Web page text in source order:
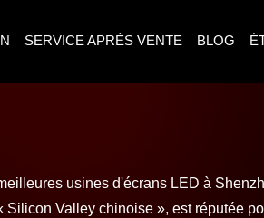
SERVICE APRÈS VENTE BLOG
usines d'écrans LED à
Valley chinoise », est réputée